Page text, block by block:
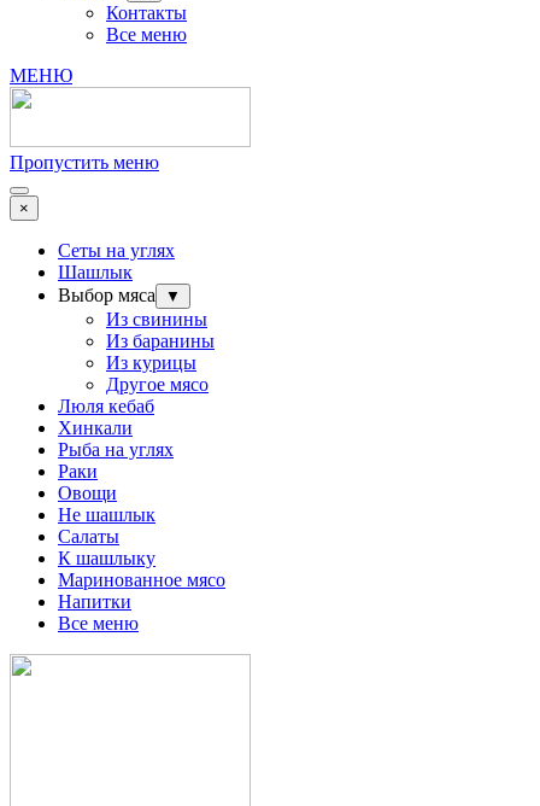
Контакты
Все меню
МЕНЮ
Пропустить меню
×
Сеты на углях
Шашлык
Выбор мяса
▼
Из свинины
Из баранины
Из курицы
Другое мясо
Люля кебаб
Хинкали
Рыба на углях
Раки
Овощи
Не шашлык
Салаты
К шашлыку
Маринованное мясо
Напитки
Все меню